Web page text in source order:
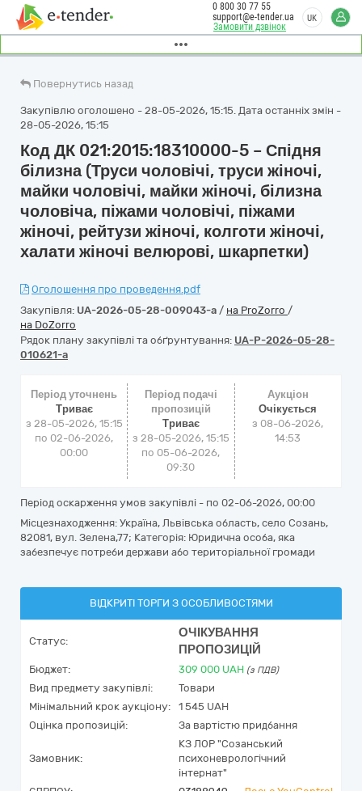
Замовити дзвінок
0 800 30 77 55
support@e-tender.ua
UK
Повернутись назад
Закупівлю оголошено - 28-05-2026, 15:15. Дата останніх змін -
28-05-2026, 15:15
Код ДК 021:2015:18310000-5 – Спідня
білизна (Труси чоловічі, труси жіночі,
майки чоловічі, майки жіночі, білизна
чоловіча, піжами чоловічі, піжами
жіночі, рейтузи жіночі, колготи жіночі,
халати жіночі велюрові, шкарпетки)
Оголошення про проведення.pdf
Закупівля: UA-2026-05-28-009043-a / на ProZorro /
на DoZorro
Рядок плану закупівлі та обґрунтування: UA-P-2026-05-28-
010621-a
Період уточнень
Триває
з 28-05-2026, 15:15
по 02-06-2026,
00:00
Період подачі
пропозицій
Триває
з 28-05-2026, 15:15
по 05-06-2026,
09:30
Аукціон
Очікується
з 08-06-2026,
14:53
Період оскарження умов закупівлі - по 02-06-2026, 00:00
Місцезнаходження: Україна, Львівська область, село Созань,
82081, вул. Зелена,77; Категорія: Юридична особа, яка
забезпечує потреби держави або територіальної громади
ВІДКРИТІ ТОРГИ З ОСОБЛИВОСТЯМИ
Статус:
ОЧІКУВАННЯ
ПРОПОЗИЦІЙ
Бюджет: 309 000 UAH (з ПДВ)
Вид предмету закупівлі:
Товари
Мінімальний крок аукціону:
1 545 UAH
Оцінка пропозицій:
За вартістю придбання
Замовник:
КЗ ЛОР "Созанський
психоневрологічний
інтернат"